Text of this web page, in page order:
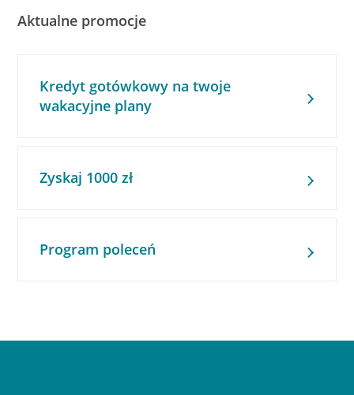
Aktualne promocje
Kredyt gotówkowy na twoje
wakacyjne plany
Zyskaj 1000 zł
Program poleceń